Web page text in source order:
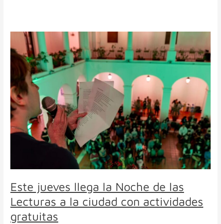
Este jueves llega la Noche de las
Lecturas a la ciudad con actividades
gratuitas
Este
jueves
llega
Noche
de
las
Lecturas
a
la
ciudad